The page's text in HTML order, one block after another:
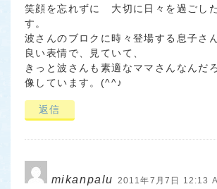
笑顔を忘れずに 大切に日々を過ごし
す。
波さんのブロクに時々登場する息子さ
良い表情で、見ていて、
きっと波さんも素適なママさんなんだ
像しています。(^^♪
返信
mikanpalu 2011年7月7日 12:13